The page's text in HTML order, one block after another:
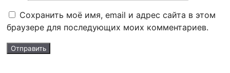
Сохранить моё имя, email и адрес сайта в этом
браузере для последующих моих комментариев.